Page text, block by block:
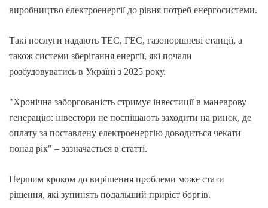
виробництво електроенергії до рівня потреб енергосистеми.
Такі послуги надають ТЕС, ГЕС, газопоршневі станції, а
також системи зберігання енергії, які почали
розбудовуватись в Україні з 2025 року.
"Хронічна заборгованість стримує інвестиції в маневрову
генерацію: інвестори не поспішають заходити на ринок, де
оплату за поставлену електроенергію доводиться чекати
понад рік" – зазначається в статті.
Першим кроком до вирішення проблеми може стати
рішення, які зупинять подальший приріст боргів.